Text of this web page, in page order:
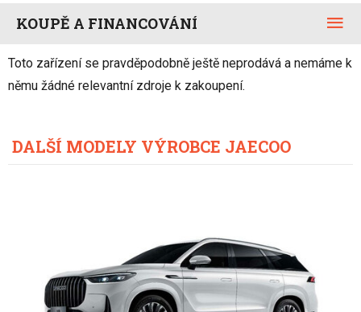
KOUPĚ A FINANCOVÁNÍ
Toto zařízení se pravděpodobně ještě neprodává a nemáme k
němu žádné relevantní zdroje k zakoupení.
DALŠÍ MODELY VÝROBCE JAECOO